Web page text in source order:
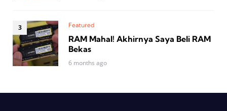
Featured
RAM Mahal! Akhirnya Saya Beli RAM
Bekas
6 months ago